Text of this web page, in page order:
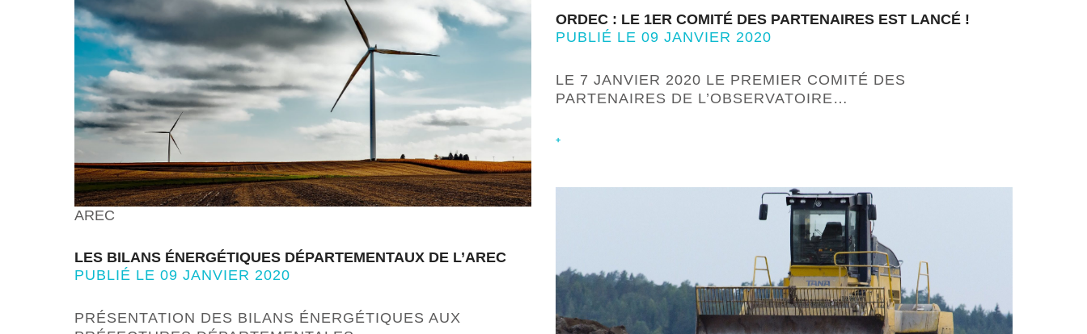
ORDEC : LE 1ER COMITÉ DES PARTENAIRES EST LANCÉ !
PUBLIÉ LE 09 JANVIER 2020
LE 7 JANVIER 2020 LE PREMIER COMITÉ DES
PARTENAIRES DE L’OBSERVATOIRE…
+
AREC
LES BILANS ÉNERGÉTIQUES DÉPARTEMENTAUX DE L’AREC
PUBLIÉ LE 09 JANVIER 2020
PRÉSENTATION DES BILANS ÉNERGÉTIQUES AUX